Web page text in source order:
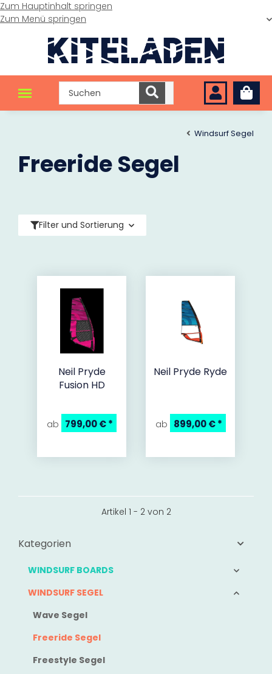
Zum Hauptinhalt springen
Zum Menü springen
Windsurf Segel
Freeride Segel
Filter und Sortierung
Neil Pryde
Fusion HD
ab 799,00 €*
Neil Pryde Ryde
ab 899,00 €*
Artikel 1 - 2 von 2
Kategorien
WINDSURF BOARDS
WINDSURF SEGEL
Wave Segel
Freeride Segel
Freestyle Segel